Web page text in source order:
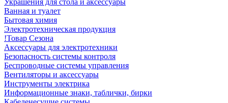
Украшения для стола и аксессуары
Ванная и туалет
Бытовая химия
Электротехническая продукция
!Товар Сезона
Аксессуары для электротехники
Безопасность системы контроля
Беспроводные системы управления
Вентиляторы и аксессуары
Инструменты электрика
Информационные знаки, таблички, бирки